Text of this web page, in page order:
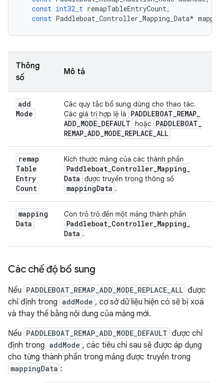
const int32_t remapTableEntryCount,
const Paddleboat_Controller_Mapping_Data*
Thông
số
Mô tả
add
Mode
Các quy tắc bổ sung dùng cho thao tác.
Các giá trị hợp lệ là
PADDLEBOAT_REMAP_
ADD_MODE_DEFAULT hoặc PADDLEBOAT_
REMAP_ADD_MODE_REPLACE_ALL
remap
Table
Entry
Count
Kích thước mảng của các thành phần
Paddleboat_Controller_Mapping_
Data được truyền trong thông số
mappingData .
mapping
Data
Con trỏ trỏ đến một mảng thành phần
Paddleboat_Controller_Mapping_
Data .
Các chế độ bổ sung
Nếu PADDLEBOAT_REMAP_ADD_MODE_REPLACE_ALL được
chỉ định trong addMode , cơ sở dữ liệu hiện có sẽ bị xoá
và thay thế bằng nội dung của mảng mới.
Nếu PADDLEBOAT_REMAP_ADD_MODE_DEFAULT được chỉ
định trong addMode , các tiêu chí sau sẽ được áp dụng
cho từng thành phần trong mảng được truyền trong
mappingData :